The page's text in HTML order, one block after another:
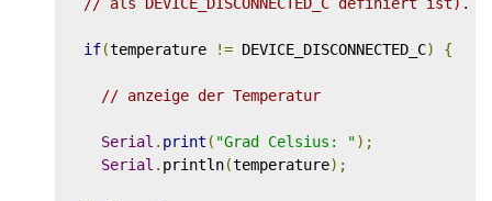
// als DEVICE_DISCONNECTED_C definiert ist).
if(temperature != DEVICE_DISCONNECTED_C) {
// anzeige der Temperatur
Serial . print ( "Grad Celsius: ");
Serial . println(temperature);